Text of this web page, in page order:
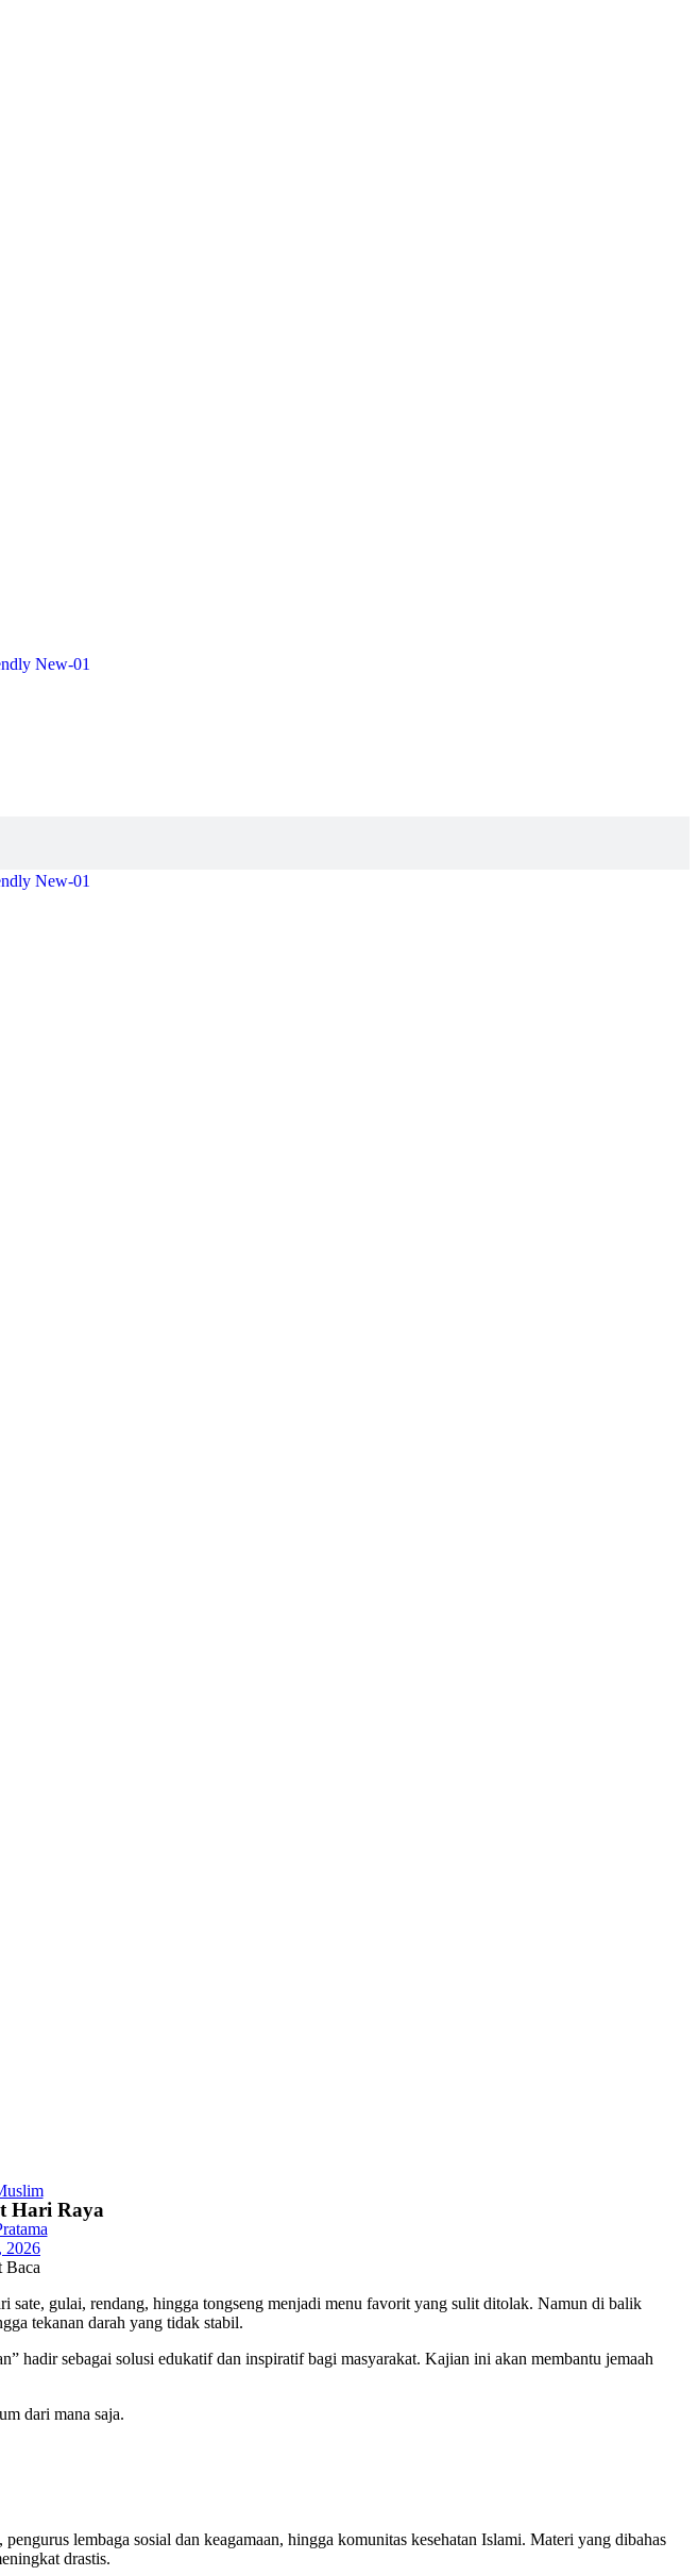
Hari Raya
2026
Baca
gulai, rendang, hingga tongseng menjadi menu favorit yang sulit ditolak. Namun di balik
tekanan darah yang tidak stabil.
hadir sebagai solusi edukatif dan inspiratif bagi masyarakat. Kajian ini akan membantu jemaah
dari mana saja.
lembaga sosial dan keagamaan, hingga komunitas kesehatan Islami. Materi yang dibahas
drastis.